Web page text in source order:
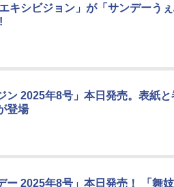
キシビジョン」が「サンデーう
ン 2025年8号」本日発売。表紙
登場
ー 2025年8号」本日発売！ 「舞